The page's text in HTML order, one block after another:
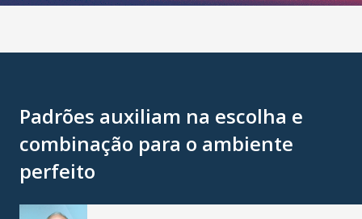
Padrões auxiliam na escolha e
combinação para o ambiente
perfeito